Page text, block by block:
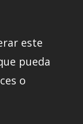
este
pueda
o